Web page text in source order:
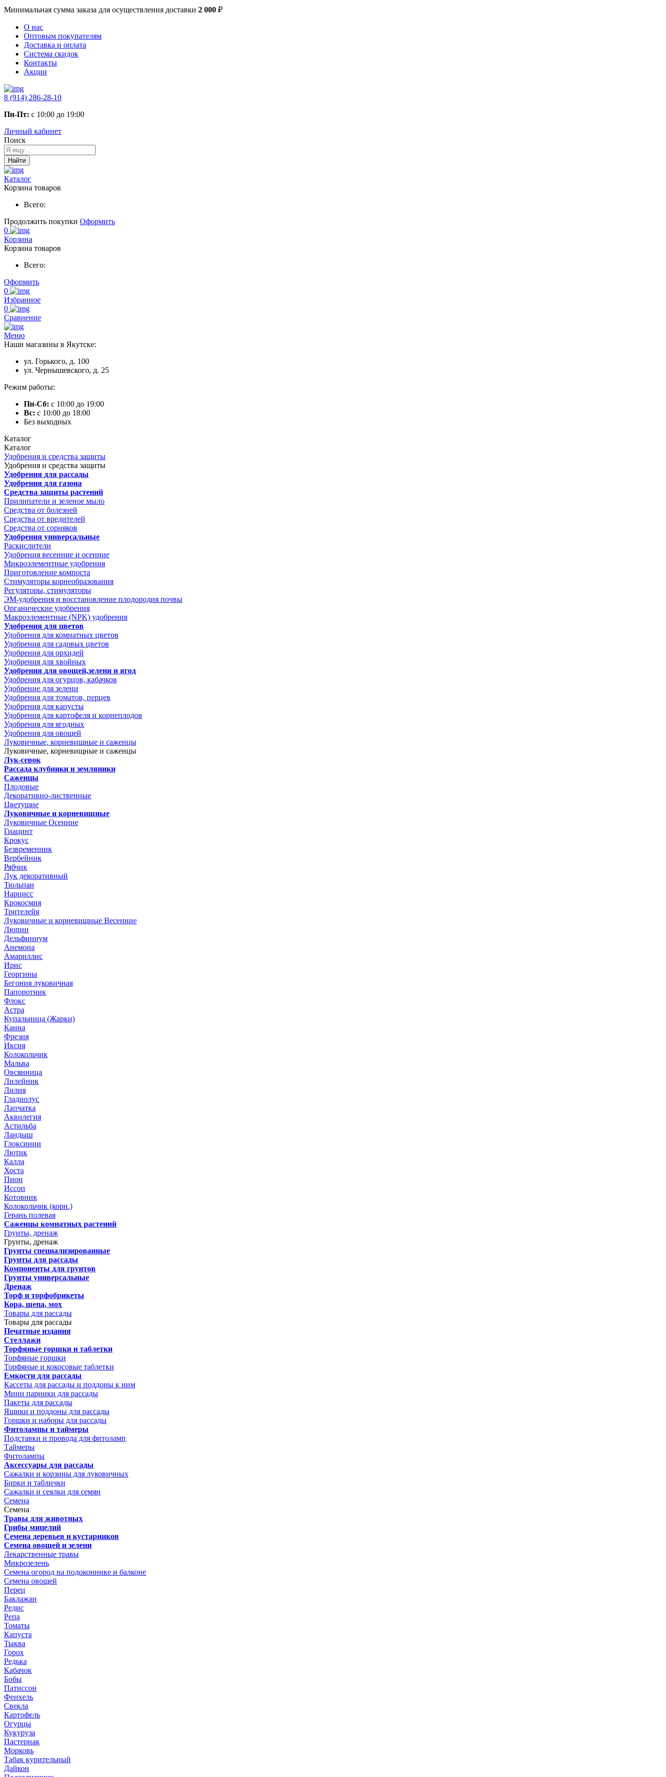
Минимальная сумма заказа для осуществления доставки 2 000 ₽
О нас
Оптовым покупателям
Доставка и оплата
Система скидок
Контакты
Акции
8 (914) 286-28-10
Пн-Пт: с 10:00 до 19:00
Личный кабинет
Поиск
Найти
Каталог
Корзина товаров
Всего:
Продолжить покупки Оформить
0
Корзина
Корзина товаров
Всего:
Оформить
0
Избранное
0
Сравнение
Меню
Наши магазины в Якутске:
ул. Горького, д. 100
ул. Чернышевского, д. 25
Режим работы:
Пн-Сб: с 10:00 до 19:00
Вс: с 10:00 до 18:00
Без выходных
Каталог
Каталог
Удобрения и средства защиты
Удобрения и средства защиты
Удобрения для рассады
Удобрения для газона
Средства защиты растений
Прилипатели и зеленое мыло
Средства от болезней
Средства от вредителей
Средства от сорняков
Удобрения универсальные
Раскислители
Удобрения весенние и осенние
Микроэлементные удобрения
Приготовление компоста
Стимуляторы корнеобразования
Регуляторы, стимуляторы
ЭМ-удобрения и восстановление плодородия почвы
Органические удобрения
Макроэлементные (NPK) удобрения
Удобрения для цветов
Удобрения для комнатных цветов
Удобрения для садовых цветов
Удобрения для орхидей
Удобрения для хвойных
Удобрения для овощей,зелени и ягод
Удобрения для огурцов, кабачков
Удобрение для зелени
Удобрения для томатов, перцев
Удобрения для капусты
Удобрения для картофеля и корнеплодов
Удобрения для ягодных
Удобрения для овощей
Луковичные, корневищные и саженцы
Луковичные, корневищные и саженцы
Лук-севок
Рассада клубники и земляники
Саженцы
Плодовые
Декоративно-лиственные
Цветущие
Луковичные и корневищные
Луковичные Осенние
Гиацинт
Крокус
Безвременник
Вербейник
Рябчик
Лук декоративный
Тюльпан
Нарцисс
Крокосмия
Трителейя
Луковичные и корневищные Весенние
Люпин
Дельфиниум
Анемона
Амариллис
Ирис
Георгины
Бегония луковичная
Папоротник
Флокс
Астра
Купальница (Жарки)
Канна
Фрезия
Иксия
Колокольчик
Мальва
Овсянница
Лилейник
Лилия
Гладиолус
Лапчатка
Аквилегия
Астильба
Ландыш
Глоксинии
Лютик
Калла
Хоста
Пион
Иссоп
Котовник
Колокольчик (корн.)
Герань полевая
Саженцы комнатных растений
Грунты, дренаж
Грунты, дренаж
Грунты специализированные
Грунты для рассады
Компоненты для грунтов
Грунты универсальные
Дренаж
Торф и торфобрикеты
Кора, щепа, мох
Товары для рассады
Товары для рассады
Печатные издания
Стеллажи
Торфяные горшки и таблетки
Торфяные горшки
Торфяные и кокосовые таблетки
Емкости для рассады
Кассеты для рассады и поддоны к ним
Мини парники для рассады
Пакеты для рассады
Ящики и поддоны для рассады
Горшки и наборы для рассады
Фитолампы и таймеры
Подставки и провода для фитоламп
Таймеры
Фитолампы
Аксессуары для рассады
Сажалки и корзины для луковичных
Бирки и таблички
Сажалки и сеялки для семян
Семена
Семена
Травы для животных
Грибы мицелий
Семена деревьев и кустарников
Семена овощей и зелени
Лекарственные травы
Микрозелень
Семена огород на подоконнике и балконе
Семена овощей
Перец
Баклажан
Редис
Репа
Томаты
Капуста
Тыква
Горох
Редька
Кабачок
Бобы
Патиссон
Фенхель
Свекла
Картофель
Огурцы
Кукуруза
Пастернак
Морковь
Табак курительный
Дайкон